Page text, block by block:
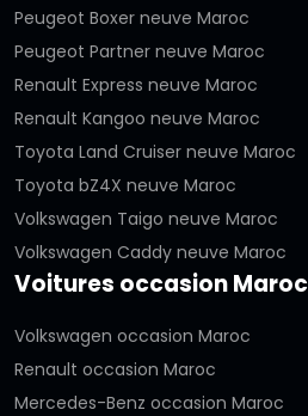
Peugeot Boxer neuve Maroc
Peugeot Partner neuve Maroc
Renault Express neuve Maroc
Renault Kangoo neuve Maroc
Toyota Land Cruiser neuve Maroc
Toyota bZ4X neuve Maroc
Volkswagen Taigo neuve Maroc
Volkswagen Caddy neuve Maroc
Voitures occasion Maroc
Volkswagen occasion Maroc
Renault occasion Maroc
Mercedes-Benz occasion Maroc